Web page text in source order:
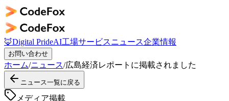
🦊Digital PrideAI工場サービスニュース企業情報
お問い合わせ
ホーム/ニュース/広島経済レポートに掲載されました
ニュース一覧に戻る
メディア掲載